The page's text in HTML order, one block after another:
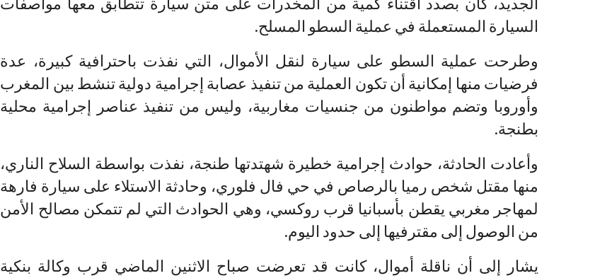
السيارة المستعملة في عملية السطو المسلح.
وطرحت عملية السطو على سيارة لنقل الأموال، التي نفذت باحترافية كبيرة، عدة
فرضيات منها إمكانية أن تكون العملية من تنفيذ عصابة إجرامية دولية تنشط بين المغرب
وأوروبا وتضم مواطنون من جنسيات مغاربية، وليس من تنفيذ عناصر إجرامية محلية
بطنجة.
وأعادت الحادثة، حوادث إجرامية خطيرة شهتدتها طنجة، نفذت بواسطة السلاح الناري،
منها مقتل شخص رميا بالرصاص في حي فال فلوري، وحادثة الاستلاء على سيارة فارهة
لمهاجر مغربي يقطن بأسبانيا قرب روكسي، وهي الحوادث التي لم تتمكن مصالح الأمن
من الوصول إلى مقترفيها إلى حدود اليوم.
يشار إلى أن ناقلة أموال، كانت قد تعرضت صباح الاثنين الماضي قرب وكالة بنكية